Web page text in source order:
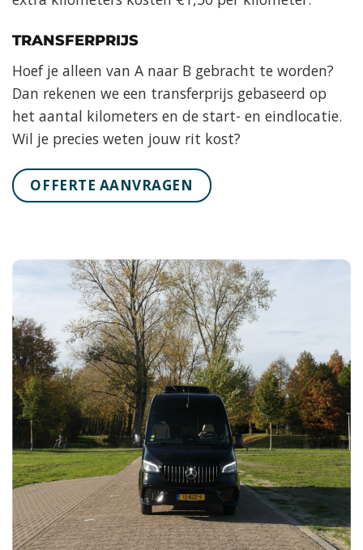
TRANSFERPRIJS
Hoef je alleen van A naar B gebracht te worden?
Dan rekenen we een transferprijs gebaseerd op
het aantal kilometers en de start- en eindlocatie.
Wil je precies weten jouw rit kost?
OFFERTE AANVRAGEN